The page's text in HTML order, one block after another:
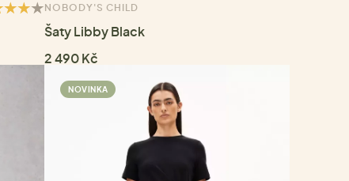
NOBODY'S CHILD
Šaty Libby Black
2 490 Kč
NOVINKA